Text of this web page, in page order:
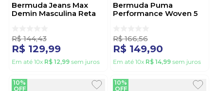
Bermuda Jeans Max
Demin Masculina Reta
R$ 144,43
R$ 129,99
Em até 10x R$ 12,99 sem juros
Bermuda Puma
Performance Woven 5
R$ 166,56
R$ 149,90
Em até 10x R$ 14,99 sem juros
10%
OFF
10%
OFF